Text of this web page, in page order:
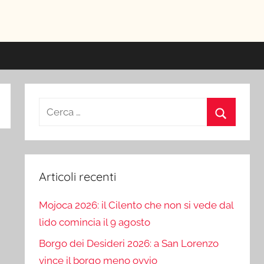
Ricerca
Articoli recenti
Mojoca 2026: il Cilento che non si vede dal
lido comincia il 9 agosto
Borgo dei Desideri 2026: a San Lorenzo
vince il borgo meno ovvio